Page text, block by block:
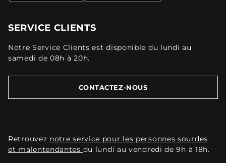
SERVICE CLIENTS
Notre Service Clients est disponible du lundi au
samedi de 08h à 20h.
CONTACTEZ-NOUS
Retrouvez notre service pour les personnes sourdes
et malentendantes du lundi au vendredi de 9h à 18h.